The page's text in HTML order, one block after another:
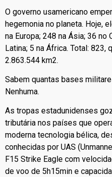
O governo usamericano
hegemonia no planeta. Hoje,
na Europa; 248 na Ásia; 36
Latina; 5 na África. Total:
2.863.544 km2.
Sabem quantas bases
Nenhuma.
As tropas estadunidenses
tributária nos países que
moderna tecnologia bélica,
conhecidas por UAS
F15 Strike Eagle com
de voo de 5h15min e